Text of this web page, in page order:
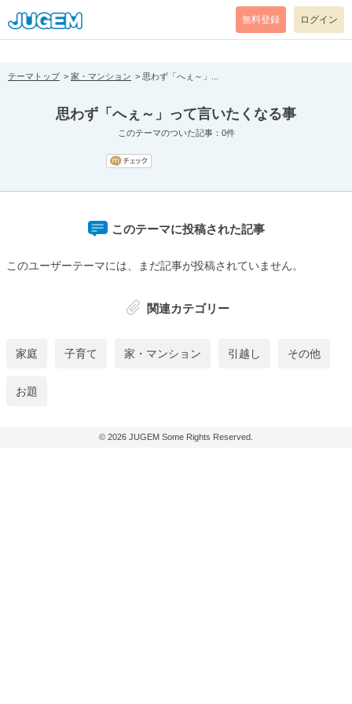
[pear_error: message="Success" code=0 mode=return level=notice
prefix="" info=""]
無料登録 ログイン
テーマトップ 家・マンション 思わず「へぇ～」...
思わず「へぇ～」って言いたくなる事
このテーマのついた記事：0件
このテーマに投稿された記事
このユーザーテーマには、まだ記事が投稿されていません。
関連カテゴリー
家庭 子育て 家・マンション 引越し その他
お題
© 2026 JUGEM Some Rights Reserved.